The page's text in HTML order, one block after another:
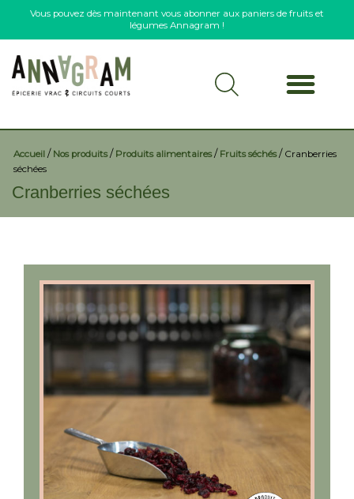
Accueil / Nos produits/ Produits alimentaires/ Fruits séchés/ Cranberries
séchées
Cranberries séchées
Vous pouvez dès maintenant vous abonner aux paniers de fruits et
légumes Annagram !